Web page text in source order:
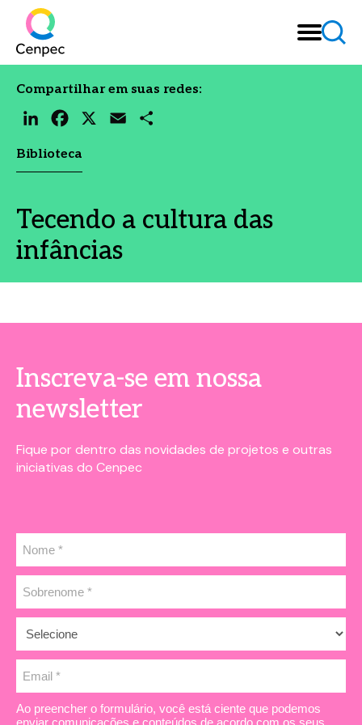
Biblioteca
Tecendo a cultura das
infâncias
Compartilhar em suas redes:
LinkedInFacebook
Inscreva-se em nossa
newsletter
Fique por dentro das novidades de projetos e outras
iniciativas do Cenpec
Ao preencher o formulário, você está ciente que podemos
enviar comunicações e conteúdos de acordo com os seus